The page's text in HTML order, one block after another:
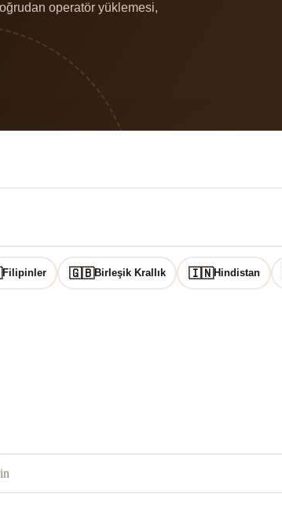
operatör yüklemesi,
Filipinler 🇬🇧Birleşik Krallık 🇮🇳Hindistan